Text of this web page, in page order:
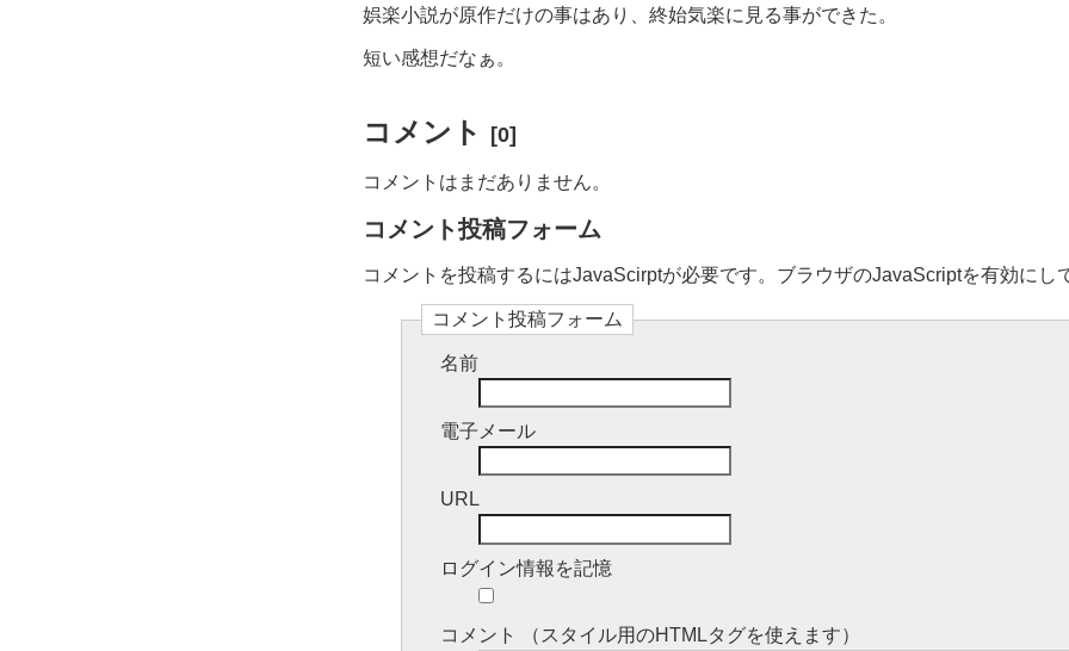
娯楽小説が原作だけの事はあり、終始気楽に見る事ができた。
短い感想だなぁ。
コメント [0]
コメントはまだありません。
コメント投稿フォーム
コメントを投稿するにはJavaScirptが必要です。ブラウザのJavaScriptを有効にし
コメント投稿フォーム
名前
電子メール
URL
ログイン情報を記憶
コメント （スタイル用のHTMLタグを使えます）